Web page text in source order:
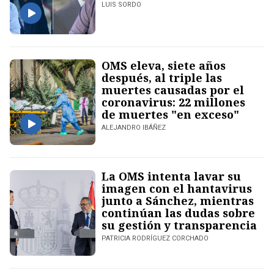
LUIS SORDO
OMS eleva, siete años
después, al triple las
muertes causadas por el
coronavirus: 22 millones
de muertes "en exceso"
ALEJANDRO IBÁÑEZ
La OMS intenta lavar su
imagen con el hantavirus
junto a Sánchez, mientras
continúan las dudas sobre
su gestión y transparencia
PATRICIA RODRÍGUEZ CORCHADO